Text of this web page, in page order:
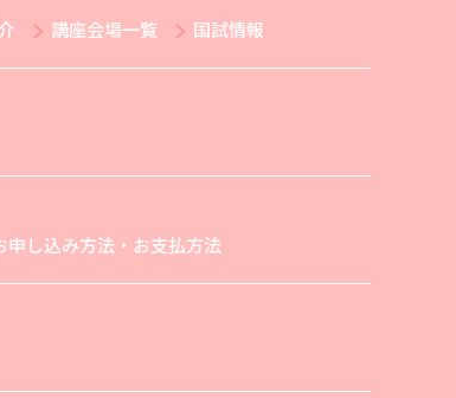
講座会場一覧 国試情報
申し込み方法・お支払方法